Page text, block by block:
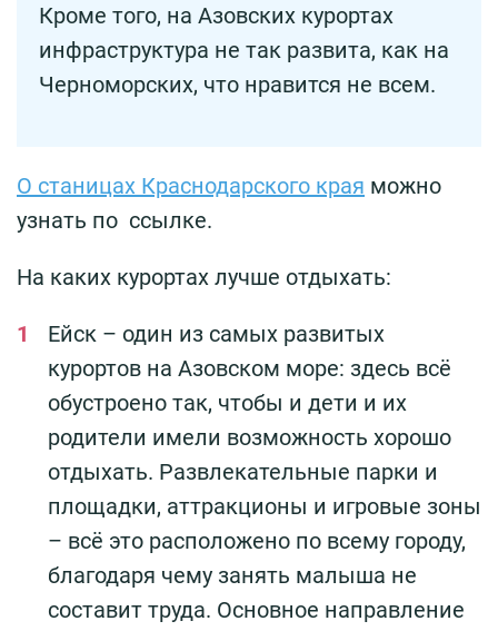
Кроме того, на Азовских курортах
инфраструктура не так развита, как на
Черноморских, что нравится не всем.
О станицах Краснодарского края можно
узнать по ссылке.
На каких курортах лучше отдыхать:
Ейск – один из самых развитых
курортов на Азовском море: здесь всё
обустроено так, чтобы и дети и их
родители имели возможность хорошо
отдыхать. Развлекательные парки и
площадки, аттракционы и игровые зоны
– всё это расположено по всему городу,
благодаря чему занять малыша не
составит труда. Основное направление